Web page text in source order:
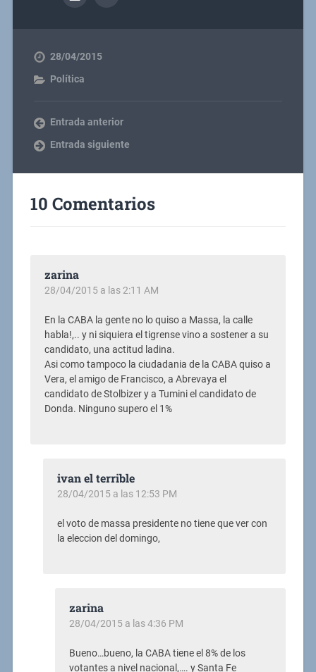
28/04/2015
Política
Entrada anterior
Entrada siguiente
10 Comentarios
zarina
28/04/2015 a las 2:11 AM
En la CABA la gente no lo quiso a Massa, la calle
habla!,.. y ni siquiera el tigrense vino a sostener a su
candidato, una actitud ladina.
Asi como tampoco la ciudadania de la CABA quiso a
Vera, el amigo de Francisco, a Abrevaya el
candidato de Stolbizer y a Tumini el candidato de
Donda. Ninguno supero el 1%
ivan el terrible
28/04/2015 a las 12:53 PM
el voto de massa presidente no tiene que ver con
la eleccion del domingo,
zarina
28/04/2015 a las 4:36 PM
Bueno…bueno, la CABA tiene el 8% de los
votantes a nivel nacional,…. y Santa Fe